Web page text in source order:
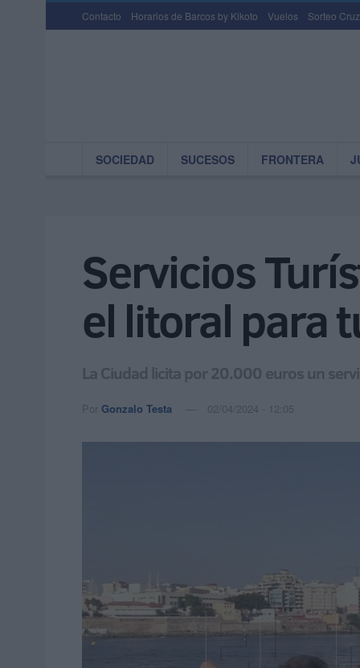
Contacto Horarios de Barcos by Kikoto Vuelos Sorteo
SOCIEDAD SUCESOS FRONTERA
Servicios
el litoral para
La Ciudad licita por 20.000 euros un
Por Gonzalo Testa 02/04/2024 - 12:05